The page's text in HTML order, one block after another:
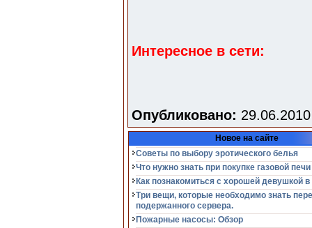
Интересное в сети:
Опубликовано:
Новое на сайте
Советы по выбору эротического белья
Что нужно знать при покупке газовой печи
Как познакомиться с хорошей девушкой в
Три вещи, которые необходимо знать
подержанного сервера.
Пожарные насосы: Обзор